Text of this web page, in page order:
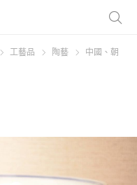
工藝品 陶藝
中國、朝